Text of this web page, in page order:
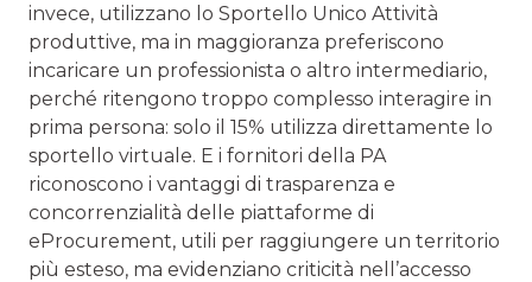
invece, utilizzano lo Sportello Unico Attività
produttive, ma in maggioranza preferiscono
incaricare un professionista o altro intermediario,
perché ritengono troppo complesso interagire in
prima persona: solo il 15% utilizza direttamente lo
sportello virtuale. E i fornitori della PA
riconoscono i vantaggi di trasparenza e
concorrenzialità delle piattaforme di
eProcurement, utili per raggiungere un territorio
più esteso, ma evidenziano criticità nell’accesso